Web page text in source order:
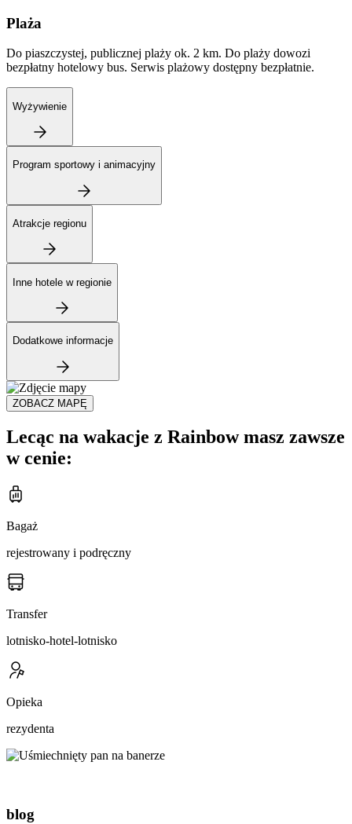
Plaża
Do piaszczystej, publicznej plaży ok. 2 km. Do plaży dowozi
bezpłatny hotelowy bus. Serwis plażowy dostępny bezpłatnie.
Wyżywienie
Program sportowy i animacyjny
Atrakcje regionu
Inne hotele w regionie
Dodatkowe informacje
ZOBACZ MAPĘ
Lecąc na wakacje z Rainbow masz zawsze
w cenie:
Bagaż
rejestrowany i podręczny
Transfer
lotnisko-hotel-lotnisko
Opieka
rezydenta
blog